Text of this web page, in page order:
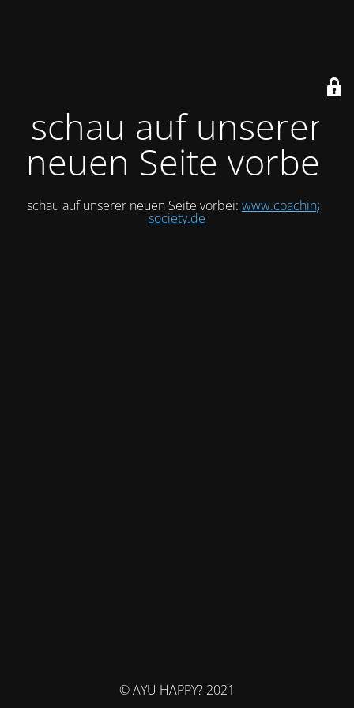
schau auf unserer
neuen Seite vorbei
schau auf unserer neuen Seite vorbei: www.coaching-
society.de
© AYU HAPPY? 2021